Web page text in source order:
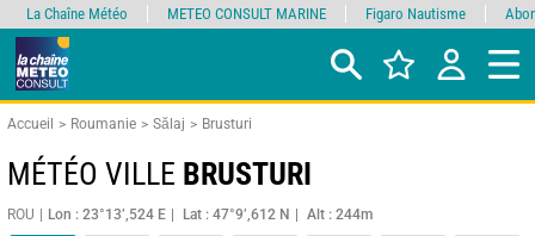
Accueil Roumanie Sălaj Brusturi
MÉTÉO VILLE BRUSTURI
ROU Lon : 23°13’,524 E Lat : 47°9’,612 N
Alt : 244m
La Chaîne Météo METEO CONSULT MARINE Figaro Nautisme